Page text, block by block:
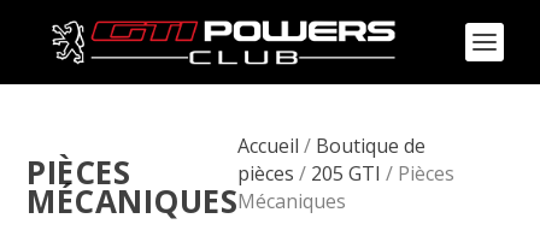
PIÈCES
MÉCANIQUES
Accueil / Boutique de
pièces / 205 GTI / Pièces
Mécaniques